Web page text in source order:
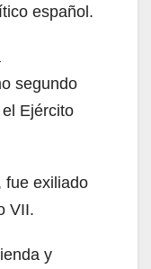
español.
segundo
Ejército
fue exiliado
VII.
y